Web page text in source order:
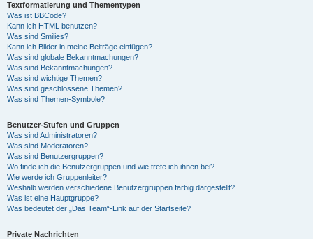
Textformatierung und Thementypen
Was ist BBCode?
Kann ich HTML benutzen?
Was sind Smilies?
Kann ich Bilder in meine Beiträge einfügen?
Was sind globale Bekanntmachungen?
Was sind Bekanntmachungen?
Was sind wichtige Themen?
Was sind geschlossene Themen?
Was sind Themen-Symbole?
Benutzer-Stufen und Gruppen
Was sind Administratoren?
Was sind Moderatoren?
Was sind Benutzergruppen?
Wo finde ich die Benutzergruppen und wie trete ich ihnen bei?
Wie werde ich Gruppenleiter?
Weshalb werden verschiedene Benutzergruppen farbig dargestellt?
Was ist eine Hauptgruppe?
Was bedeutet der „Das Team“-Link auf der Startseite?
Private Nachrichten